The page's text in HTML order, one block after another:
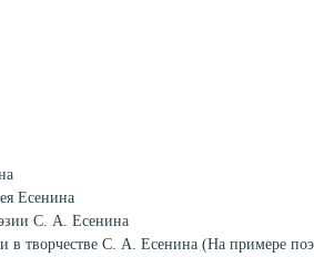
Есенина
С. А. Есенина
в творчестве С. А. Есенина (На примере